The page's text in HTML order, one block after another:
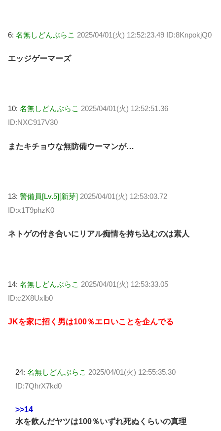
6: 名無しどんぶらこ 2025/04/01(火) 12:52:23.49 ID:8KnpokjQ0
エッジゲーマーズ
10: 名無しどんぶらこ 2025/04/01(火) 12:52:51.36
ID:NXC917V30
またキチョウな無防備ウーマンが…
13: 警備員[Lv.5][新芽] 2025/04/01(火) 12:53:03.72
ID:x1T9phzK0
ネトゲの付き合いにリアル痴情を持ち込むのは素人
14: 名無しどんぶらこ 2025/04/01(火) 12:53:33.05
ID:c2X8Uxlb0
JKを家に招く男は100％エロいことを企んでる
24: 名無しどんぶらこ 2025/04/01(火) 12:55:35.30
ID:7QhrX7kd0
>>14
水を飲んだヤツは100％いずれ死ぬくらいの真理